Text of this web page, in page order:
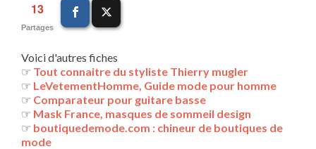
13
Partages
Voici d'autres fiches
☞ Tout connaitre du styliste Thierry mugler
☞ LeVetementHomme, Guide mode pour homme
☞ Comparateur pour guitare basse
☞ Mask France, masques de sommeil design
☞ boutiquedemode.com : chineur de boutiques de
mode